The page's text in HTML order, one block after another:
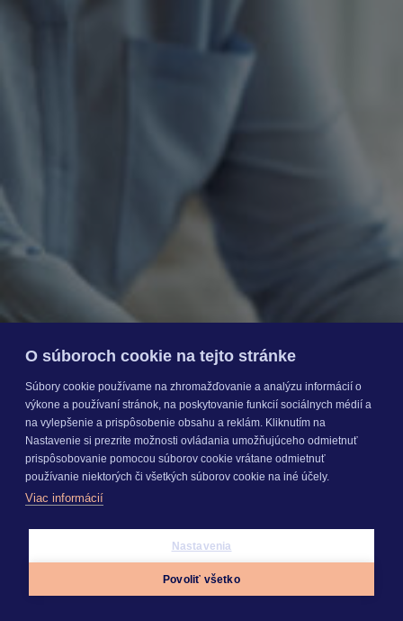
O súboroch cookie na tejto stránke
Súbory cookie používame na zhromažďovanie a analýzu informácií o
výkone a používaní stránok, na poskytovanie funkcií sociálnych médií a
na vylepšenie a prispôsobenie obsahu a reklám. Kliknutím na
Nastavenie si prezrite možnosti ovládania umožňujúceho odmietnuť
prispôsobovanie pomocou súborov cookie vrátane odmietnuť
používanie niektorých či všetkých súborov cookie na iné účely.
Viac informácií
Nastavenia
Povoliť všetko